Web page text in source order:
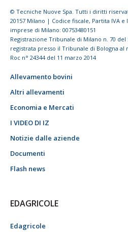
© Tecniche Nuove Spa. Tutti i diritti
20157 Milano | Codice fiscale, Partita IVA
imprese di Milano: 00753480151
Registrazione Tribunale di Milano n. 70
registrata presso il Tribunale di Bologna al
Roc n° 24344 del 11 marzo 2014
Allevamento bovini
Altri allevamenti
Economia e Mercati
I VIDEO DI IZ
Notizie dalle aziende
Documenti
Flash news
EDAGRICOLE
Edagricole